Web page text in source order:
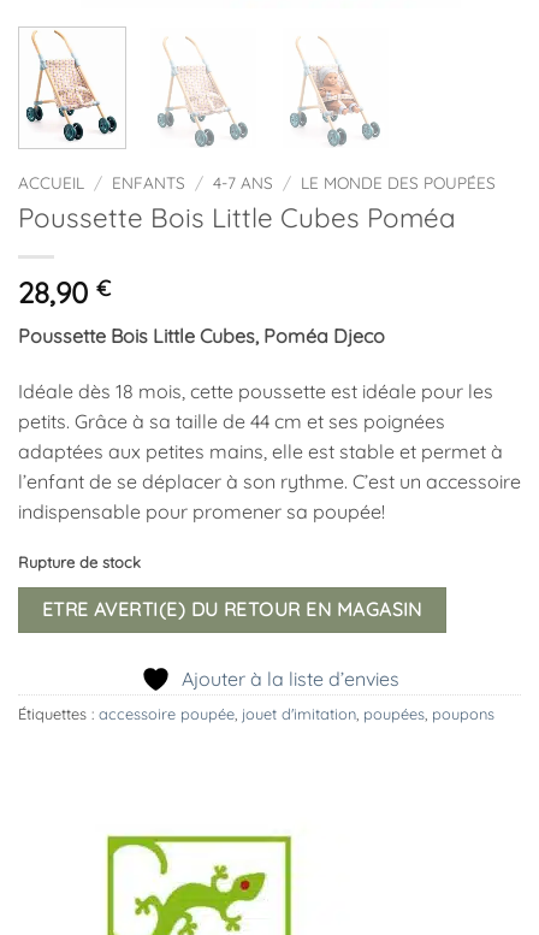
ACCUEIL / ENFANTS / 4-7 ANS / LE MONDE DES POUPÉES
Poussette Bois Little Cubes Poméa
28,90 €
Poussette Bois Little Cubes, Poméa Djeco
Idéale dès 18 mois, cette poussette est idéale pour les
petits. Grâce à sa taille de 44 cm et ses poignées
adaptées aux petites mains, elle est stable et permet à
l’enfant de se déplacer à son rythme. C’est un accessoire
indispensable pour promener sa poupée!
Rupture de stock
ETRE AVERTI(E) DU RETOUR EN MAGASIN
Ajouter à la liste d’envies
Étiquettes : accessoire poupée jouet d'imitation poupées poupons